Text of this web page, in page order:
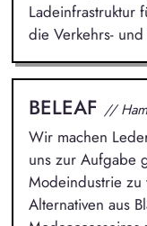
Ladeinfrastruktur
die Verkehrs-
BELEAF //
Wir machen
uns zur Aufgabe
Modeindustrie zu
Alternativen aus